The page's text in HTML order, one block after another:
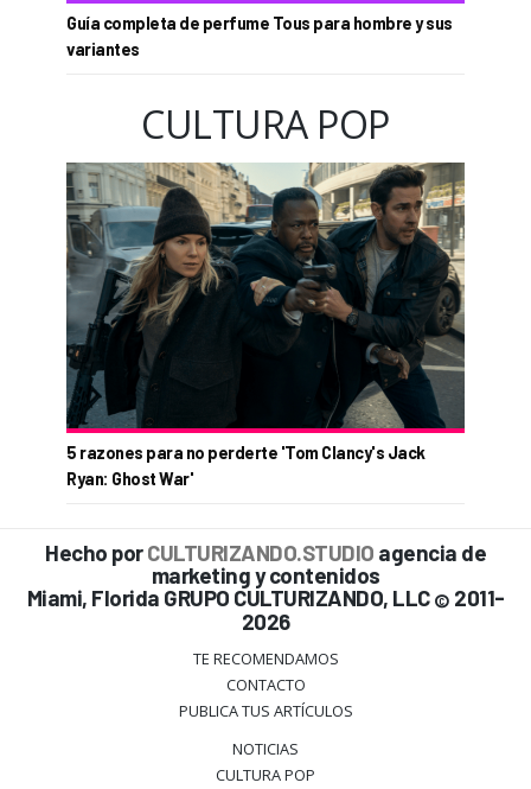
Guía completa de perfume Tous para hombre y sus
variantes
CULTURA POP
5 razones para no perderte 'Tom Clancy's Jack
Ryan: Ghost War'
Hecho porCULTURIZANDO.STUDIO agencia de
marketing y contenidos
Miami, Florida GRUPO CULTURIZANDO, LLC © 2011-
2026
TE RECOMENDAMOS
CONTACTO
PUBLICA TUS ARTÍCULOS
NOTICIAS
CULTURA POP